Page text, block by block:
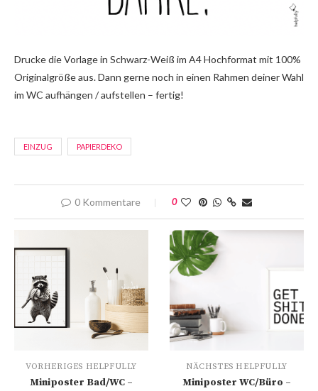
Drucke die Vorlage in Schwarz-Weiß im A4 Hochformat mit 100%
Originalgröße aus. Dann gerne noch in einen Rahmen deiner Wahl
im WC aufhängen / aufstellen – fertig!
EINZUG PAPIERDEKO
0 Kommentare 0
VORHERIGES HELPFULLY
Miniposter Bad/WC –
NÄCHSTES HELPFULLY
Miniposter WC/Büro –